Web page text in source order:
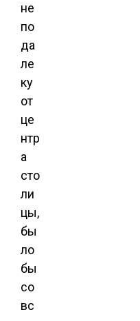
не
по
да
ле
ку
от
це
нтр
а
сто
ли
цы,
бы
ло
бы
со
вс